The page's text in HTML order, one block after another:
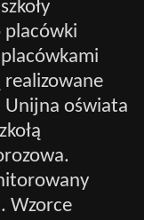
placówki
realizowane
Unijna oświata
Wzorce